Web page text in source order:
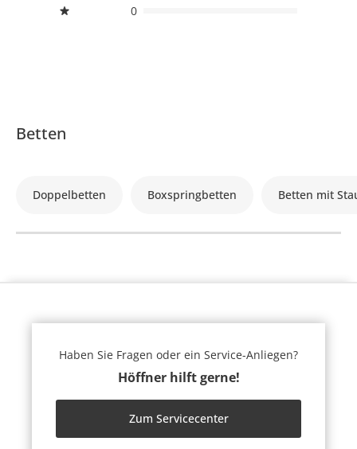
0
Betten
Doppelbetten Boxspringbetten Betten mit
Haben Sie Fragen oder ein Service-Anliegen?
Höffner hilft gerne!
Zum Servicecenter